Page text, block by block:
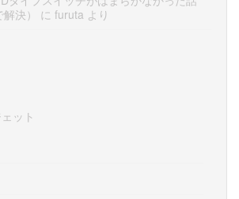
決）
に furuta より
ット